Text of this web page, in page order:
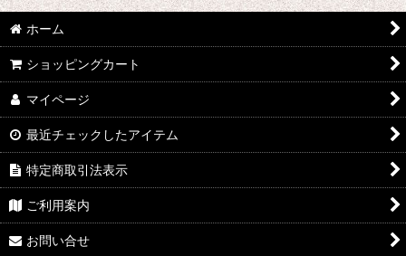
ホーム
ショッピングカート
マイページ
最近チェックしたアイテム
特定商取引法表示
ご利用案内
お問い合せ